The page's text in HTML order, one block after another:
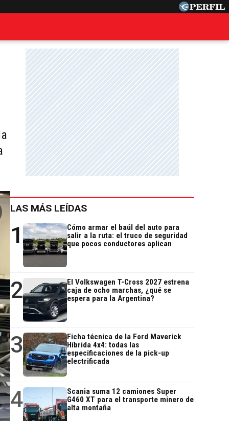
LAS MÁS LEÍDAS
1
Cómo armar el baúl del auto para
salir a la ruta: el truco de seguridad
que pocos conductores aplican
2
El Volkswagen T-Cross 2027 estrena
caja de ocho marchas, ¿qué se
espera para la Argentina?
3
Ficha técnica de la Ford Maverick
Híbrida 4x4: todas las
especificaciones de la pick-up
electrificada
4
Scania suma 12 camiones Super
G460 XT para el transporte minero de
alta montaña